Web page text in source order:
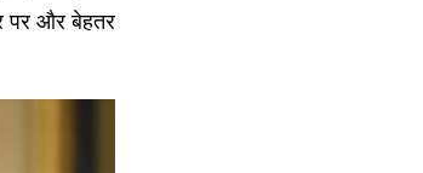
पर और बेहतर